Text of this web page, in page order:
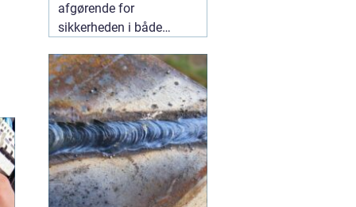
afgørende for
sikkerheden i både
virksomheder.
Elinstallationer er
usynlige i hverdagen,
men når noget fejler,
mærker man det med
det samme. I Birkerød og
omegn søger mange
efter en10 July 2026